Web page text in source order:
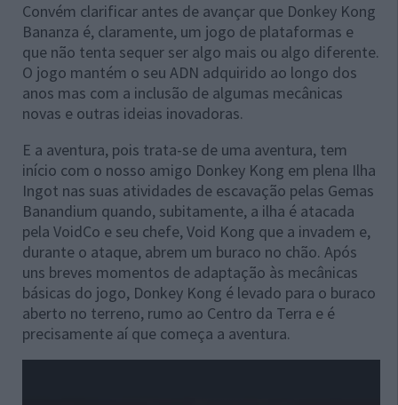
Convém clarificar antes de avançar que Donkey Kong
Bananza é, claramente, um jogo de plataformas e
que não tenta sequer ser algo mais ou algo diferente.
O jogo mantém o seu ADN adquirido ao longo dos
anos mas com a inclusão de algumas mecânicas
novas e outras ideias inovadoras.
E a aventura, pois trata-se de uma aventura, tem
início com o nosso amigo Donkey Kong em plena Ilha
Ingot nas suas atividades de escavação pelas Gemas
Banandium quando, subitamente, a ilha é atacada
pela VoidCo e seu chefe, Void Kong que a invadem e,
durante o ataque, abrem um buraco no chão. Após
uns breves momentos de adaptação às mecânicas
básicas do jogo, Donkey Kong é levado para o buraco
aberto no terreno, rumo ao Centro da Terra e é
precisamente aí que começa a aventura.